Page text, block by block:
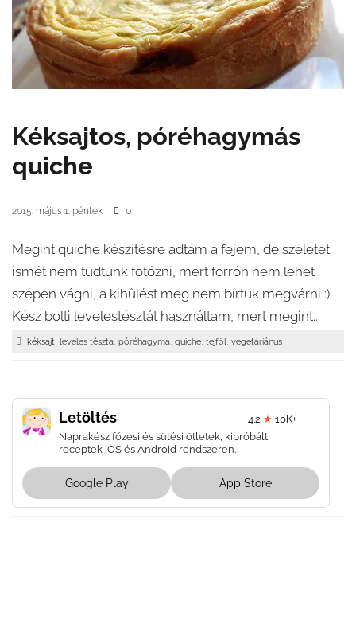
Kéksajtos, póréhagymás
quiche
2015. május 1. péntek 0
Megint quiche készítésre adtam a fejem, de szeletet
ismét nem tudtunk fotózni, mert forrón nem lehet
szépen vágni, a kihűlést meg nem bírtuk megvárni :)
Kész bolti levelestésztát használtam, mert megint...
kéksajt, leveles tészta, póréhagyma, quiche, tejföl, vegetáriánus
Letöltés 4.2 ★ 10K+
Naprakész főzési és sütési ötletek, kipróbált
receptek iOS és Android rendszeren.
Google Play App Store